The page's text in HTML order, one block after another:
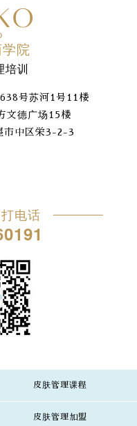
院
培训
号苏河1号11楼
德广场15楼
中区栄3-2-3
电话
皮肤管理课程
皮肤管理加盟